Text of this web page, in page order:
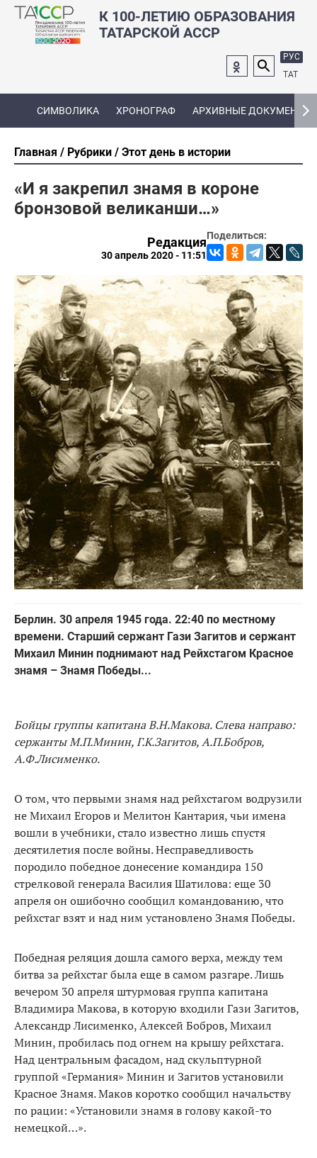
К 100-ЛЕТИЮ ОБРАЗОВАНИЯ
ТАТАРСКОЙ АССР
РУС
ТАТ
СИМВОЛИКА ХРОНОГРАФ АРХИВНЫЕ ДОКУМЕНТЫ
Главная Рубрики Этот день в истории
«И я закрепил знамя в короне
бронзовой великанши…»
Поделиться:
Редакция
30 апрель 2020 - 11:51
Берлин. 30 апреля 1945 года. 22:40 по местному
времени. Старший сержант Гази Загитов и сержант
Михаил Минин поднимают над Рейхстагом Красное
знамя – Знамя Победы...
Бойцы группы капитана В.Н.Макова. Слева направо:
сержанты М.П.Минин, Г.К.Загитов, А.П.Бобров,
А.Ф.Лисименко.
О том, что первыми знамя над рейхстагом водрузили
не Михаил Егоров и Мелитон Кантария, чьи имена
вошли в учебники, стало известно лишь спустя
десятилетия после войны. Несправедливость
породило победное донесение командира 150
стрелковой генерала Василия Шатилова: еще 30
апреля он ошибочно сообщил командованию, что
рейхстаг взят и над ним установлено Знамя Победы.
Победная реляция дошла самого верха, между тем
битва за рейхстаг была еще в самом разгаре. Лишь
вечером 30 апреля штурмовая группа капитана
Владимира Макова, в которую входили Гази Загитов,
Александр Лисименко, Алексей Бобров, Михаил
Минин, пробилась под огнем на крышу рейхстага.
Над центральным фасадом, над скульптурной
группой «Германия» Минин и Загитов установили
Красное Знамя. Маков коротко сообщил начальству
по рации: «Установили знамя в голову какой-то
немецкой…».